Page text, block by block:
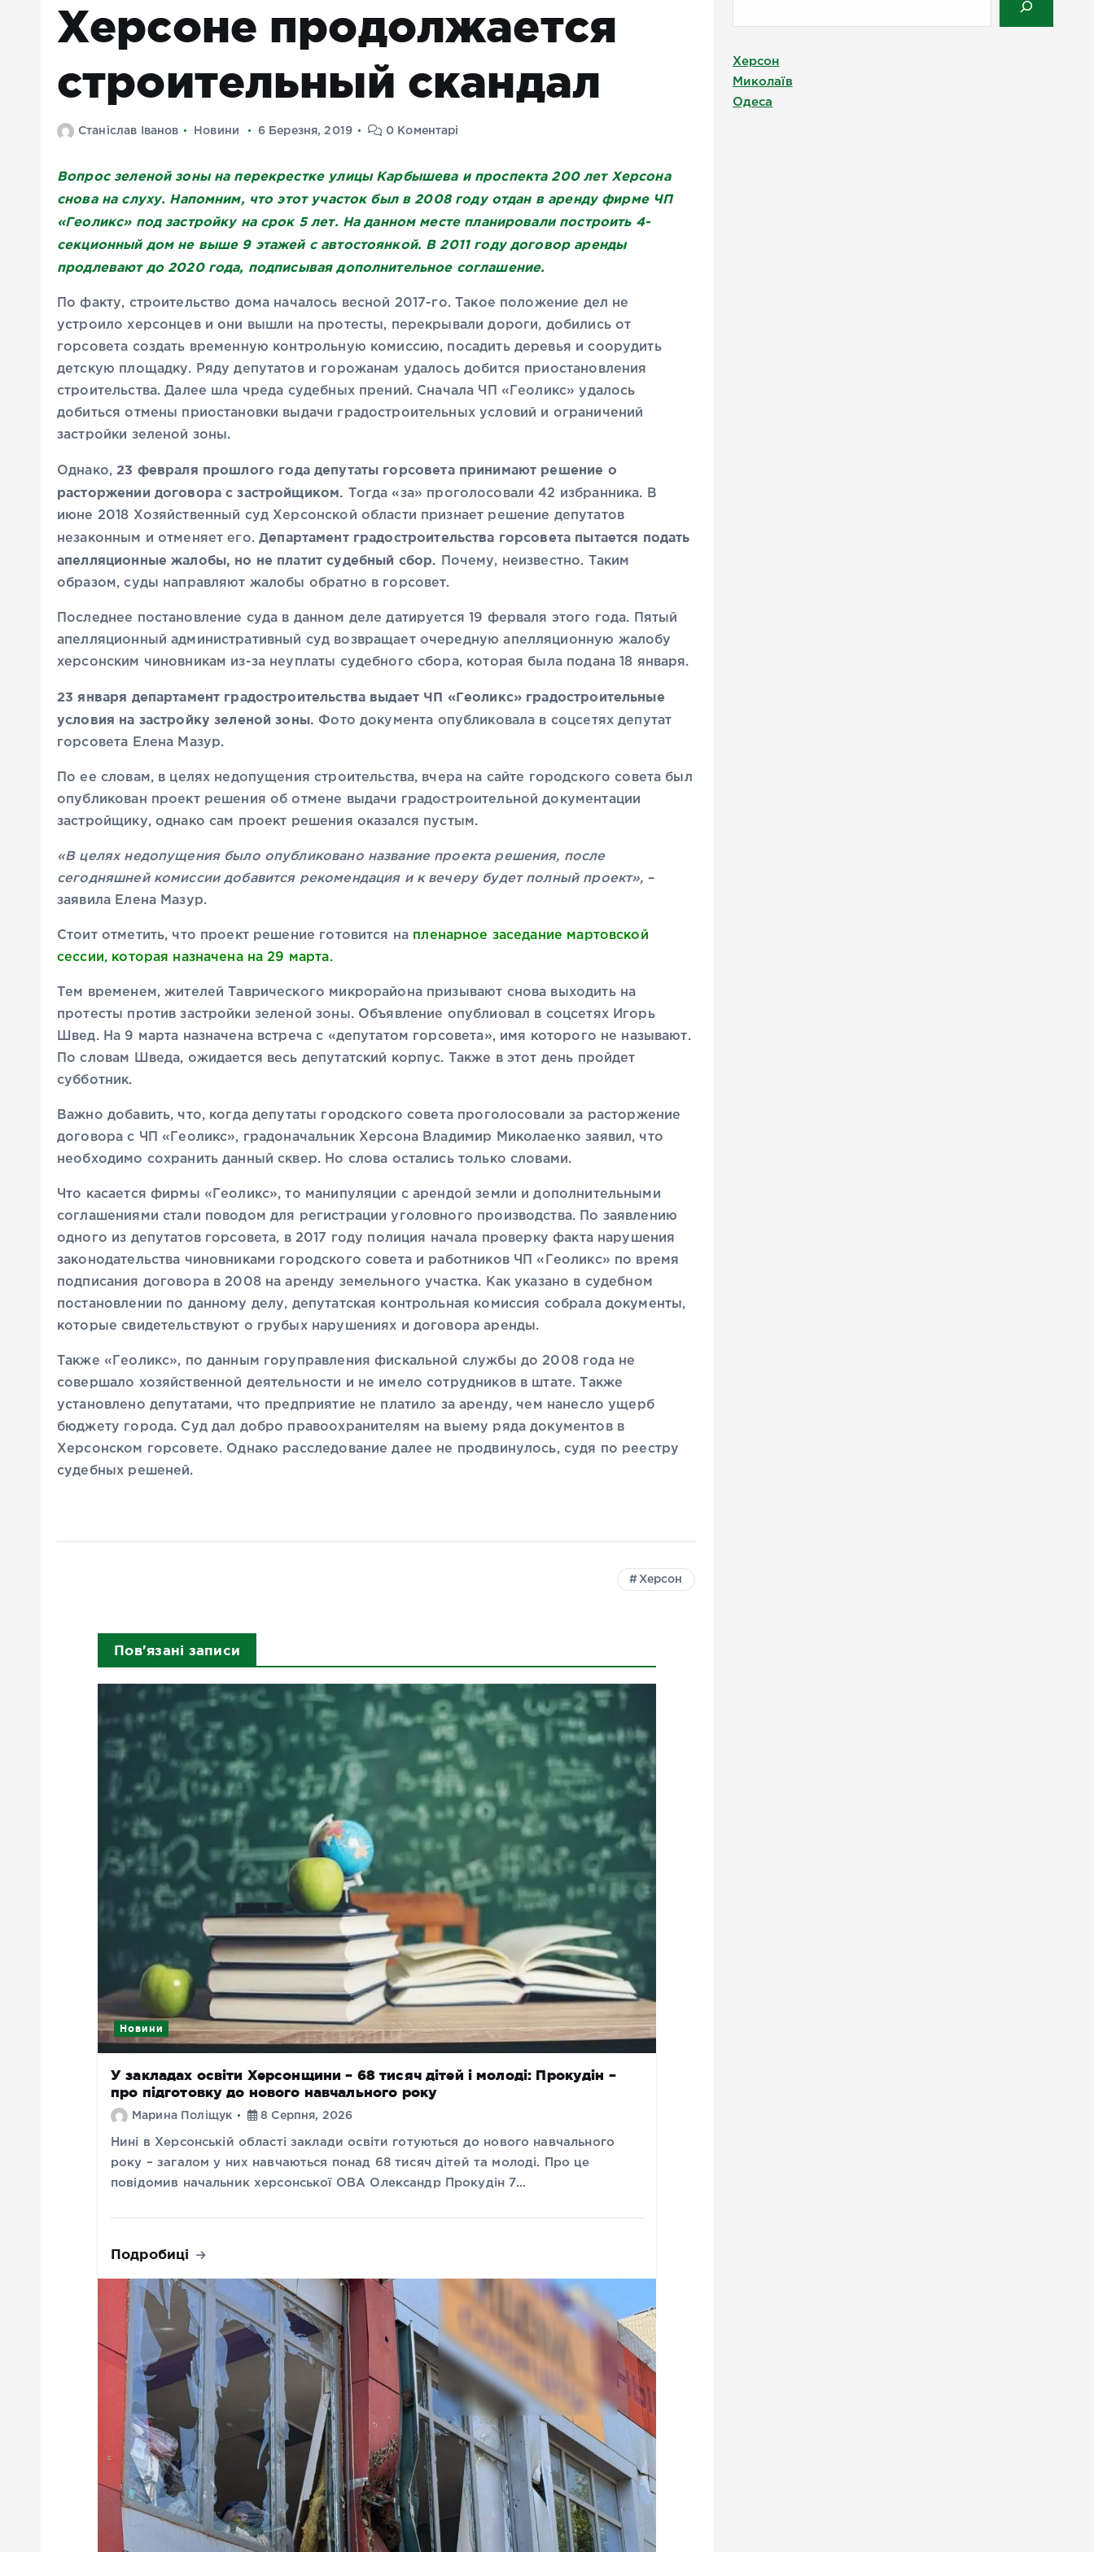
Херсоне продолжается
строительный скандал
Станіслав Іванов Новини 6 Березня, 2019 0 Коментарі
Вопрос зеленой зоны на перекрестке улицы Карбышева и проспекта 200 лет Херсона
снова на слуху. Напомним, что этот участок был в 2008 году отдан в аренду фирме ЧП
«Геоликс» под застройку на срок 5 лет. На данном месте планировали построить 4-
секционный дом не выше 9 этажей с автостоянкой. В 2011 году договор аренды
продлевают до 2020 года, подписывая дополнительное соглашение.
По факту, строительство дома началось весной 2017-го. Такое положение дел не
устроило херсонцев и они вышли на протесты, перекрывали дороги, добились от
горсовета создать временную контрольную комиссию, посадить деревья и соорудить
детскую площадку. Ряду депутатов и горожанам удалось добится приостановления
строительства. Далее шла чреда судебных прений. Сначала ЧП «Геоликс» удалось
добиться отмены приостановки выдачи градостроительных условий и ограничений
застройки зеленой зоны.
Однако, 23 февраля прошлого года депутаты горсовета принимают решение о
расторжении договора с застройщиком. Тогда «за» проголосовали 42 избранника. В
июне 2018 Хозяйственный суд Херсонской области признает решение депутатов
незаконным и отменяет его.Департамент градостроительства горсовета пытается подать
апелляционные жалобы, но не платит судебный сбор. Почему, неизвестно. Таким
образом, суды направляют жалобы обратно в горсовет.
Последнее постановление суда в данном деле датируется 19 ферваля этого года. Пятый
апелляционный административный суд возвращает очередную апелляционную жалобу
херсонским чиновникам из-за неуплаты судебного сбора, которая была подана 18 января.
23 января департамент градостроительства выдает ЧП «Геоликс» градостроительные
условия на застройку зеленой зоны. Фото документа опубликовала в соцсетях депутат
горсовета Елена Мазур.
По ее словам, в целях недопущения строительства, вчера на сайте городского совета был
опубликован проект решения об отмене выдачи градостроительной документации
застройщику, однако сам проект решения оказался пустым.
«В целях недопущения было опубликовано название проекта решения, после
сегодняшней комиссии добавится рекомендация и к вечеру будет полный проект», –
заявила Елена Мазур.
Стоит отметить, что проект решение готовится на пленарное заседание мартовской
сессии, которая назначена на 29 марта.
Тем временем, жителей Таврического микрорайона призывают снова выходить на
протесты против застройки зеленой зоны. Объявление опублиовал в соцсетях Игорь
Швед. На 9 марта назначена встреча с «депутатом горсовета», имя которого не называют.
По словам Шведа, ожидается весь депутатский корпус. Также в этот день пройдет
субботник.
Важно добавить, что, когда депутаты городского совета проголосовали за расторжение
договора с ЧП «Геоликс», градоначальник Херсона Владимир Миколаенко заявил, что
необходимо сохранить данный сквер. Но слова остались только словами.
Что касается фирмы «Геоликс», то манипуляции с арендой земли и дополнительными
соглашениями стали поводом для регистрации уголовного производства. По заявлению
одного из депутатов горсовета, в 2017 году полиция начала проверку факта нарушения
законодательства чиновниками городского совета и работников ЧП «Геоликс» по время
подписания договора в 2008 на аренду земельного участка. Как указано в судебном
постановлении по данному делу, депутатская контрольная комиссия собрала документы,
которые свидетельствуют о грубых нарушениях и договора аренды.
Также «Геоликс», по данным горуправления фискальной службы до 2008 года не
совершало хозяйственной деятельности и не имело сотрудников в штате. Также
установлено депутатами, что предприятие не платило за аренду, чем нанесло ущерб
бюджету города. Суд дал добро правоохранителям на выему ряда документов в
Херсонском горсовете. Однако расследование далее не продвинулось, судя по реестру
судебных решеней.
Херсон
Пов'язані записи
Новини
У закладах освіти Херсонщини – 68 тисяч дітей і молоді: Прокудін –
про підготовку до нового навчального року
Марина Поліщук 8 Серпня, 2026
Нині в Херсонській області заклади освіти готуються до нового навчального
року – загалом у них навчаються понад 68 тисяч дітей та молоді. Про це
повідомив начальник херсонської ОВА Олександр Прокудін 7…
Подробиці
Херсон
Миколаїв
Одеса